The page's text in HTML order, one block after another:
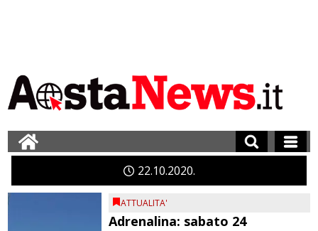
22 10 2020
ATTUALITA'
Adrenalina: sabato 24